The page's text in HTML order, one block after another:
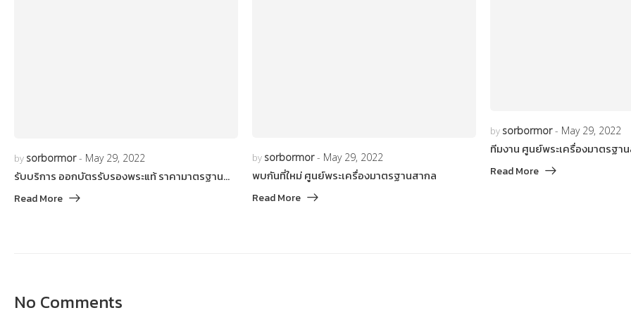
by sorbormor May 29, 2022
รับบริการ ออกบัตรรับรองพระแท้ ราคามาตรฐาน…
Read More
by sorbormor May 29, 2022
พบกันที่ใหม่ ศูนย์พระเครื่องมาตรฐานสากล
Read More
by sorbormor May 29, 2022
ทีมงาน ศูนย์พระเครื่องมาตรฐา
Read More
No Comments